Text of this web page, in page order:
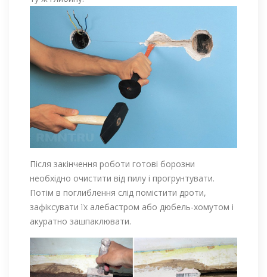
Після закінчення роботи готові борозни
необхідно очистити від пилу і прогрунтувати.
Потім в поглиблення слід помістити дроти,
зафіксувати їх алебастром або дюбель-хомутом і
акуратно зашпаклювати.